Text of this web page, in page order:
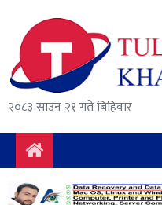
२०८३ साउन २१ गते बिहिवार
समाचार
राजनीति
सुरक्षा/
अपराध
दुर्घटना